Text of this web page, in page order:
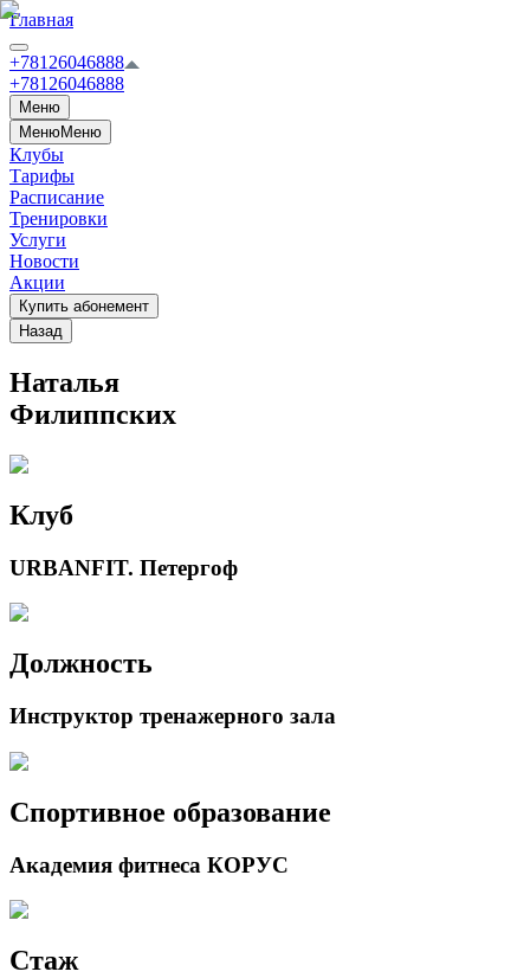
Главная
+78126046888
+78126046888
Меню
МенюМеню
Клубы
Тарифы
Расписание
Тренировки
Услуги
Новости
Акции
Купить абонемент
Назад
Наталья
Филиппских
Клуб
URBANFIT. Петергоф
Должность
Инструктор тренажерного зала
Спортивное образование
Академия фитнеса КОРУС
Стаж